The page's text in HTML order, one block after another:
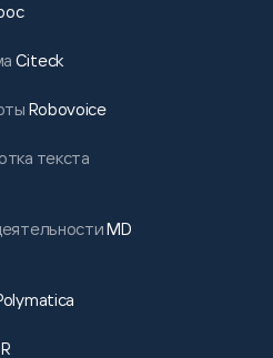
Citeck
Robovoice
текста
MD